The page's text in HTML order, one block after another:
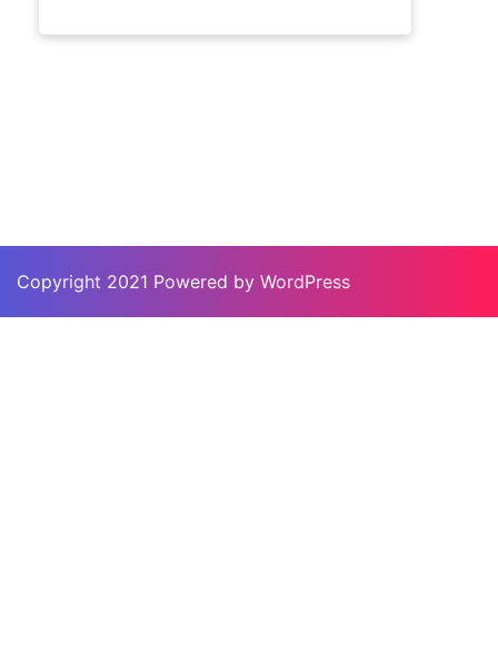
Copyright 2021 Powered by WordPress